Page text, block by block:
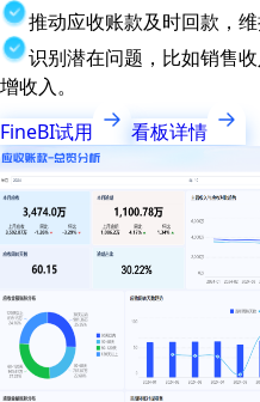
推动应收账款及时回款，
识别潜在问题，比如销售
增收入。
FineBI试用
看板详情